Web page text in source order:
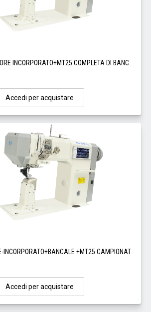
INCORPORATO+MT25 COMPLETA DI BANC
Accedi per acquistare
INCORPORATO+BANCALE +MT25 CAMPIONAT
Accedi per acquistare